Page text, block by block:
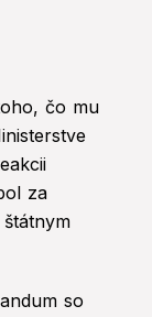
čo mu
za
so